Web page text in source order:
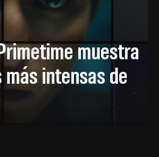
muestra
intensas de